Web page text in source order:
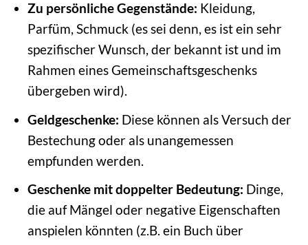
Zu persönliche Gegenstände: Kleidung,
Parfüm, Schmuck (es sei denn, es ist ein sehr
spezifischer Wunsch, der bekannt ist und im
Rahmen eines Gemeinschaftsgeschenks
übergeben wird).
Geldgeschenke: Diese können als Versuch der
Bestechung oder als unangemessen
empfunden werden.
Geschenke mit doppelter Bedeutung: Dinge,
die auf Mängel oder negative Eigenschaften
anspielen könnten (z.B. ein Buch über